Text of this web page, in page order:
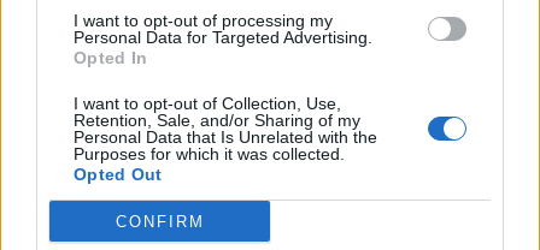
I want to opt-out of processing my
Personal Data for Targeted Advertising.
Opted In
I want to opt-out of Collection, Use,
Retention, Sale, and/or Sharing of my
Personal Data that Is Unrelated with the
Purposes for which it was collected.
Opted Out
CONFIRM
Žmonės
Pareigūnams nepavyksta
baigti narkotikų
disponavimu įtariamo
Olego Šurajevo bylos
Reveka Devolskytė
prisiminė, iki ko nuvedė
desperatiškas noras